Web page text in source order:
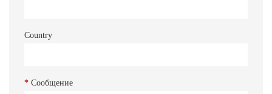
Country
* Сообщение